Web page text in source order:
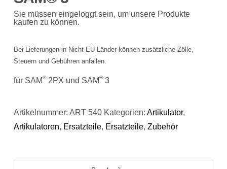
Sie müssen eingeloggt sein, um unsere Produkte
kaufen zu können.
Bei Lieferungen in Nicht-EU-Länder können zusätzliche Zölle,
Steuern und Gebühren anfallen.
für SAM®2PX und SAM®3
Artikelnummer: ART 540 Kategorien: Artikulator,
Artikulatoren, Ersatzteile, Ersatzteile, Zubehör